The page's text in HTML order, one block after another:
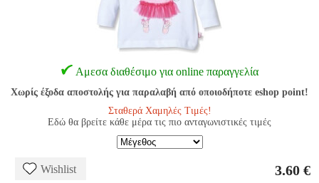
Αμεσα διαθέσιμο για online παραγγελία
Χωρίς έξοδα αποστολής για παραλαβή από οποιοδήποτε eshop point!
Σταθερά Χαμηλές Τιμές!
Εδώ θα βρείτε κάθε μέρα τις πιο ανταγωνιστικές τιμές
Wishlist 3.60 €